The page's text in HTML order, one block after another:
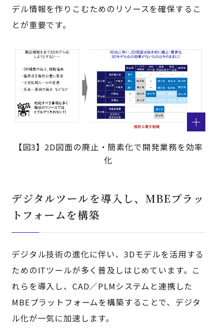
デル情報を作りこむためのリソースを確保するこ
とが重要です。
【図3】2D図面の廃止・簡素化で開発業務を効率
化
デジタルツールを導入し、MBEプラッ
トフォームを構築
デジタル技術の進化に伴い、3Dモデルを活用する
ためのITツールが多く普及しはじめています。こ
れらを導入し、CAD／PLMシステムと連携した
MBEプラットフォームを構築することで、デジタ
ル化が一気に加速します。